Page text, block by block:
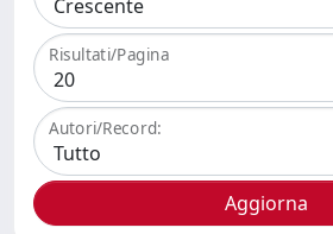
Risultati/Pagina
Autori/Record: